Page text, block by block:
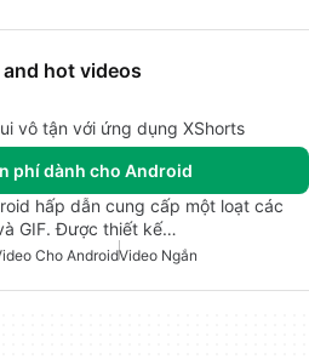
hot videos
vô tận với ứng dụng XShorts
phí dành cho Android
hấp dẫn cung cấp một loạt các
GIF. Được thiết kế…
Cho AndroidVideo Ngắn